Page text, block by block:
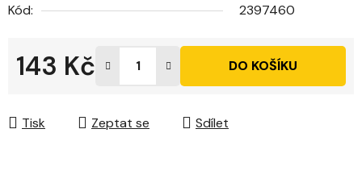
Kód:
2397460
143 Kč DO KOŠÍKU
Tisk Zeptat se Sdílet